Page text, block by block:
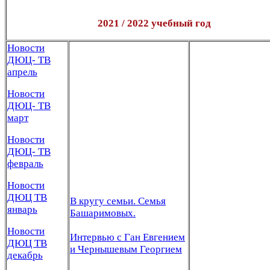
2021 / 2022 учебный год
Новости
ДЮЦ- ТВ
апрель
Новости
ДЮЦ- ТВ
март
Новости
ДЮЦ- ТВ
февраль
Новости
ДЮЦ TВ
январь
Новости
ДЮЦ ТВ
декабрь
В кругу семьи. Семья
Башаримовых.
Интервью с Ган Евгением
и Чернышевым Георгием